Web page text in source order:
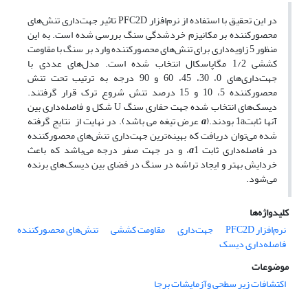
در این تحقیق با استفاده از نرم‌افزار PFC2D تاثیر جهت‌داری تنش‌های
محصورکننده بر مکانیزم خردشدگی سنگ بررسی شده است. به این
منظور 5 زاویه‌داری برای تنش‌های محصورکننده وارد بر سنگ با مقاومت
کششی 1/2 مگاپاسکال انتخاب شده است. مدل‌های عددی با
جهت‌داری‌های 0، 30، 45، 60 و 90 درجه به ترتیب تحت تنش
محصورکننده 5، 10 و 15 درصد تنش شروع ترک قرار گرفتند.
دیسک‌های انتخاب شده جهت حفاری سنگ U شکل و فاصله‌داری بین
آنها ثابت1a بودند.( aعرض تیغه می باشد). در نهایت از نتایج گرفته
شده می‌توان دریافت که بهینه‌ترین جهت‌داری تنش‌های محصورکننده
در فاصله‌داری ثابت a1، و در جهت صفر درجه می‌باشد که باعث
خردایش بهتر و ایجاد تراشه در سنگ در فضای بین دیسک‌های برنده
می‌شود.
کلیدواژه‌ها
نرم‌افزار PFC2D
جهت‌داری مقاومت کششی تنش‌های محصورکننده
فاصله‌داری دیسک
موضوعات
اکتشافات زیر سطحی وآزمایشات برجا